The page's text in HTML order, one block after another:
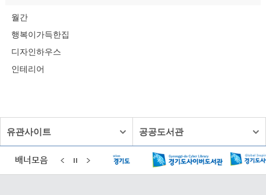
월간
행복이가득한집
디자인하우스
인테리어
유관사이트 공공도서관
배너모음